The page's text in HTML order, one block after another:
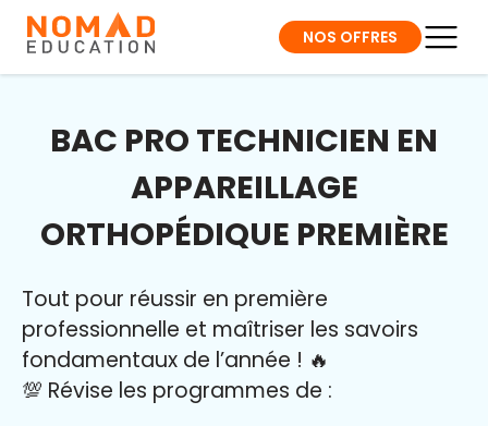
NOS OFFRES
BAC PRO TECHNICIEN EN
APPAREILLAGE
ORTHOPÉDIQUE PREMIÈRE
Tout pour réussir en première
professionnelle et maîtriser les savoirs
fondamentaux de l’année ! 🔥
💯 Révise les programmes de :